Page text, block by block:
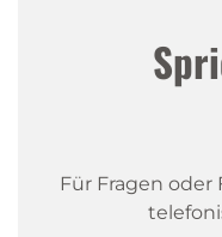
Für Fragen